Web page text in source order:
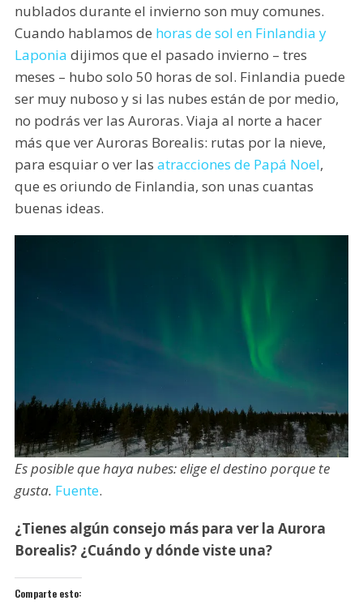
nublados durante el invierno son muy comunes.
Cuando hablamos de horas de sol en Finlandia y
Laponia dijimos que el pasado invierno – tres
meses – hubo solo 50 horas de sol. Finlandia puede
ser muy nuboso y si las nubes están de por medio,
no podrás ver las Auroras. Viaja al norte a hacer
más que ver Auroras Borealis: rutas por la nieve,
para esquiar o ver las atracciones de Papá Noel,
que es oriundo de Finlandia, son unas cuantas
buenas ideas.
Es posible que haya nubes: elige el destino porque te
gusta. Fuente.
¿Tienes algún consejo más para ver la Aurora
Borealis? ¿Cuándo y dónde viste una?
Comparte esto: